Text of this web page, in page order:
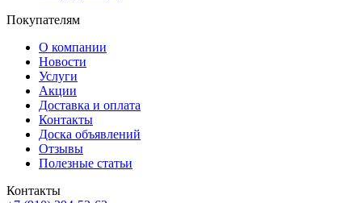
Покупателям
О компании
Новости
Услуги
Акции
Доставка и оплата
Контакты
Доска объявлений
Отзывы
Полезные статьи
Контакты